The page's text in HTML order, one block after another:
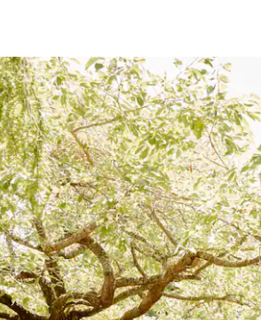
תנועות מגע או החלקה.